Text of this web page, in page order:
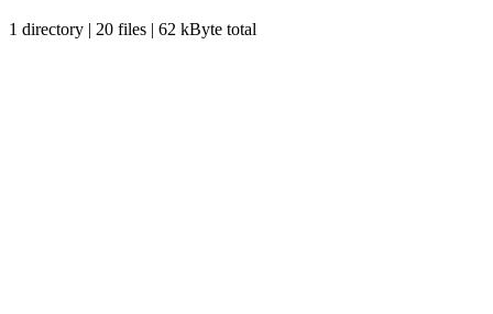
1 directory | 20 files | 62 kByte total